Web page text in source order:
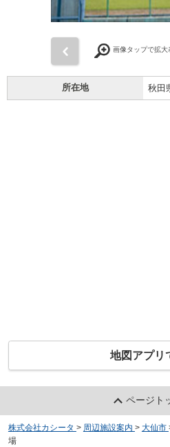
画像タップで拡大
所在地 秋田
地図アプリ
ページト
株式会社カシータ > 周辺施設案内 > 大仙市
場